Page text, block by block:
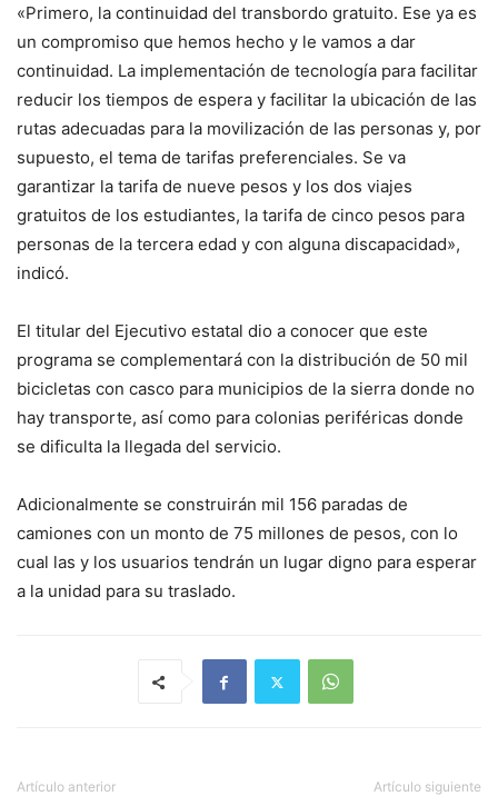
«Primero, la continuidad del transbordo gratuito. Ese ya es
un compromiso que hemos hecho y le vamos a dar
continuidad. La implementación de tecnología para facilitar
reducir los tiempos de espera y facilitar la ubicación de las
rutas adecuadas para la movilización de las personas y, por
supuesto, el tema de tarifas preferenciales. Se va
garantizar la tarifa de nueve pesos y los dos viajes
gratuitos de los estudiantes, la tarifa de cinco pesos para
personas de la tercera edad y con alguna discapacidad»,
indicó.
El titular del Ejecutivo estatal dio a conocer que este
programa se complementará con la distribución de 50 mil
bicicletas con casco para municipios de la sierra donde no
hay transporte, así como para colonias periféricas donde
se dificulta la llegada del servicio.
Adicionalmente se construirán mil 156 paradas de
camiones con un monto de 75 millones de pesos, con lo
cual las y los usuarios tendrán un lugar digno para esperar
a la unidad para su traslado.
Artículo anterior Artículo siguiente